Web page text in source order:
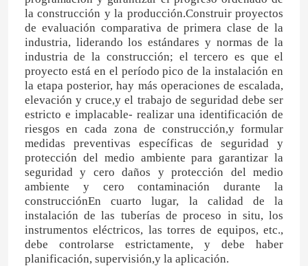
la construcción y la producción.Construir proyectos
de evaluación comparativa de primera clase de la
industria, liderando los estándares y normas de la
industria de la construcción; el tercero es que el
proyecto está en el período pico de la instalación en
la etapa posterior, hay más operaciones de escalada,
elevación y cruce,y el trabajo de seguridad debe ser
estricto e implacable- realizar una identificación de
riesgos en cada zona de construcción,y formular
medidas preventivas específicas de seguridad y
protección del medio ambiente para garantizar la
seguridad y cero daños y protección del medio
ambiente y cero contaminación durante la
construcciónEn cuarto lugar, la calidad de la
instalación de las tuberías de proceso in situ, los
instrumentos eléctricos, las torres de equipos, etc.,
debe controlarse estrictamente, y debe haber
planificación, supervisión,y la aplicación.